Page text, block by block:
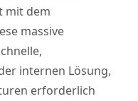
mit dem
massive
internen Lösung,
erforderlich